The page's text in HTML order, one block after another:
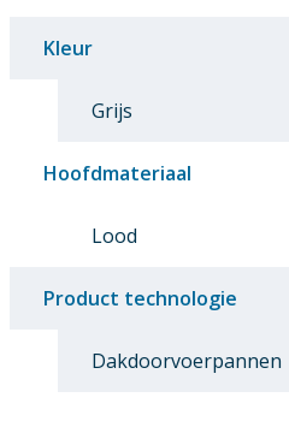
Kleur
Grijs
Hoofdmateriaal
Lood
Product technologie
Dakdoorvoerpannen